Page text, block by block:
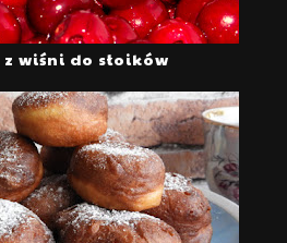
wiśni do słoików